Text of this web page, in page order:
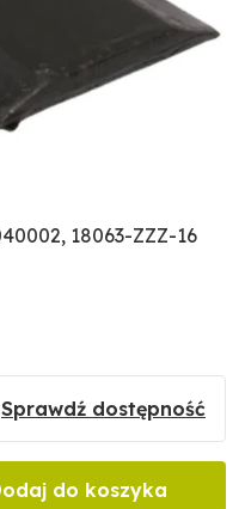
18063-ZZZ-16
Sprawdź dostępność
do koszyka